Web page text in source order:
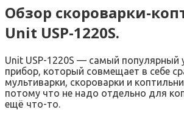
Обзор скороварки-
Unit USP-1220S.
Unit USP-1220S — самый популярный
прибор, который совмещает в себе
мультиварки, скороварки и
потому что не надо отдельно для
ещё что-то.